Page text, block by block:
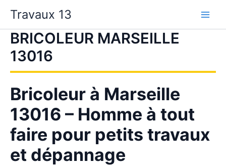
contenu
Travaux 13
BRICOLEUR MARSEILLE
13016
Bricoleur à Marseille
13016 – Homme à tout
faire pour petits travaux
et dépannage